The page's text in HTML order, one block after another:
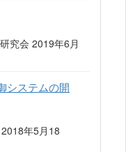
究会 2019年6月
システムの開
年5月18